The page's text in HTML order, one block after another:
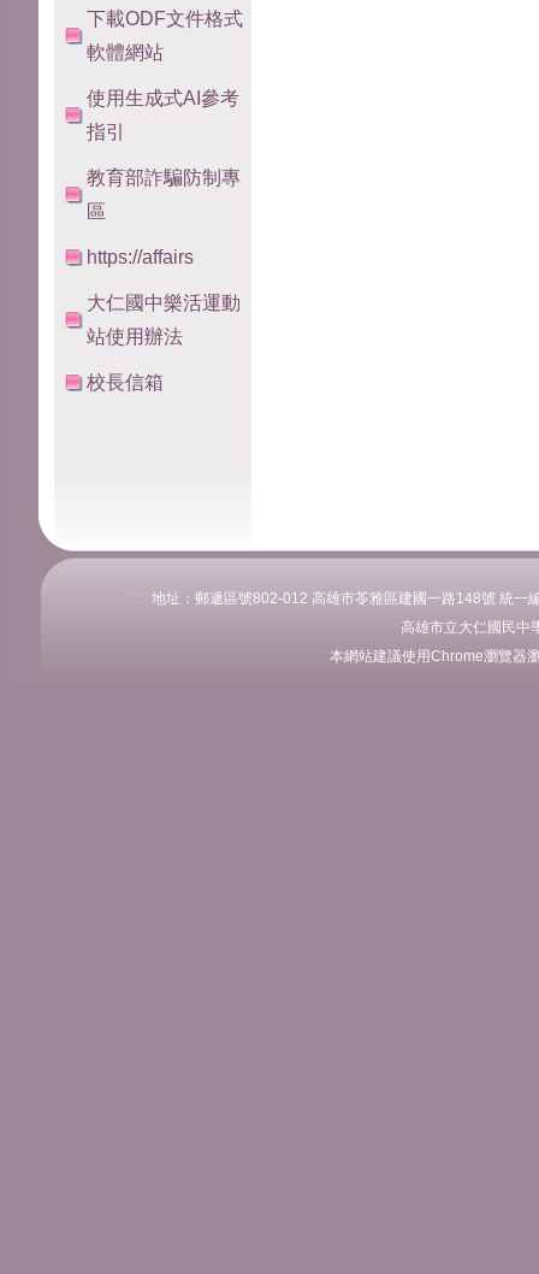
下載ODF文件格式
軟體網站
使用生成式AI參考
指引
教育部詐騙防制專
區
https://affairs
大仁國中樂活運動
站使用辦法
校長信箱
:::
地址：郵遞區號802-012 高雄市苓雅區建國一路148號 統
高雄市立大仁國民中
本網站建議使用Chrome瀏覽器